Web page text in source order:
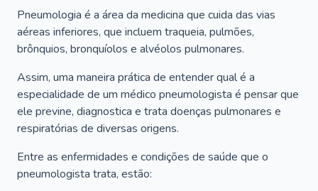
Pneumologia é a área da medicina que cuida das vias
aéreas inferiores, que incluem traqueia, pulmões,
brônquios, bronquíolos e alvéolos pulmonares.
Assim, uma maneira prática de entender qual é a
especialidade de um médico pneumologista é pensar que
ele previne, diagnostica e trata doenças pulmonares e
respiratórias de diversas origens.
Entre as enfermidades e condições de saúde que o
pneumologista trata, estão: